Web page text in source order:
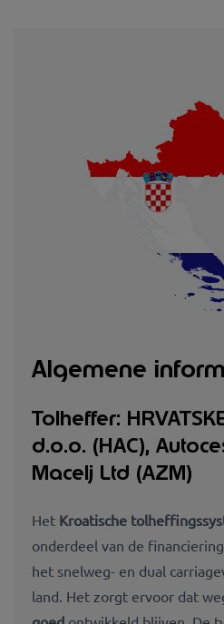
Algemene
Tolheffer:
d.o.o. (HAC),
Macelj Ltd (AZM)
Het Kroatische
onderdeel van de
het snelweg- en dual
land. Het zorgt ervoor dat